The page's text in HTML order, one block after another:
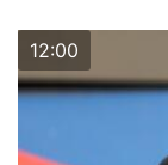
12:00